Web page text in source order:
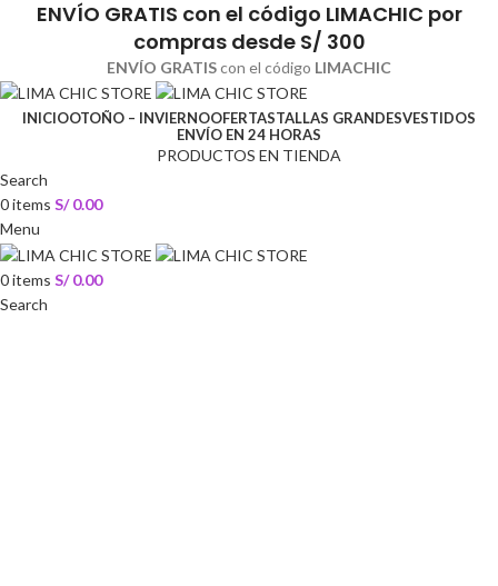
ENVÍO GRATIS con el código LIMACHIC por
compras desde S/ 300
ENVÍO GRATIScon el código LIMACHIC
INICIOOTOÑO – INVIERNOOFERTASTALLAS GRANDESVESTIDOS
ENVÍO EN 24 HORAS
PRODUCTOS EN TIENDA
Search
0items S/0.00
Menu
0items S/0.00
Search